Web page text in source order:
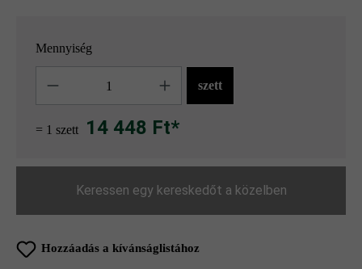
Mennyiség
szett
= 1 szett 14 448 Ft*
Keressen egy kereskedőt a közelben
Hozzáadás a kívánságlistához